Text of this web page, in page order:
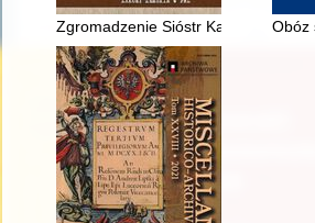
Zgromadzenie Sióstr Karmelitanek
Obóz